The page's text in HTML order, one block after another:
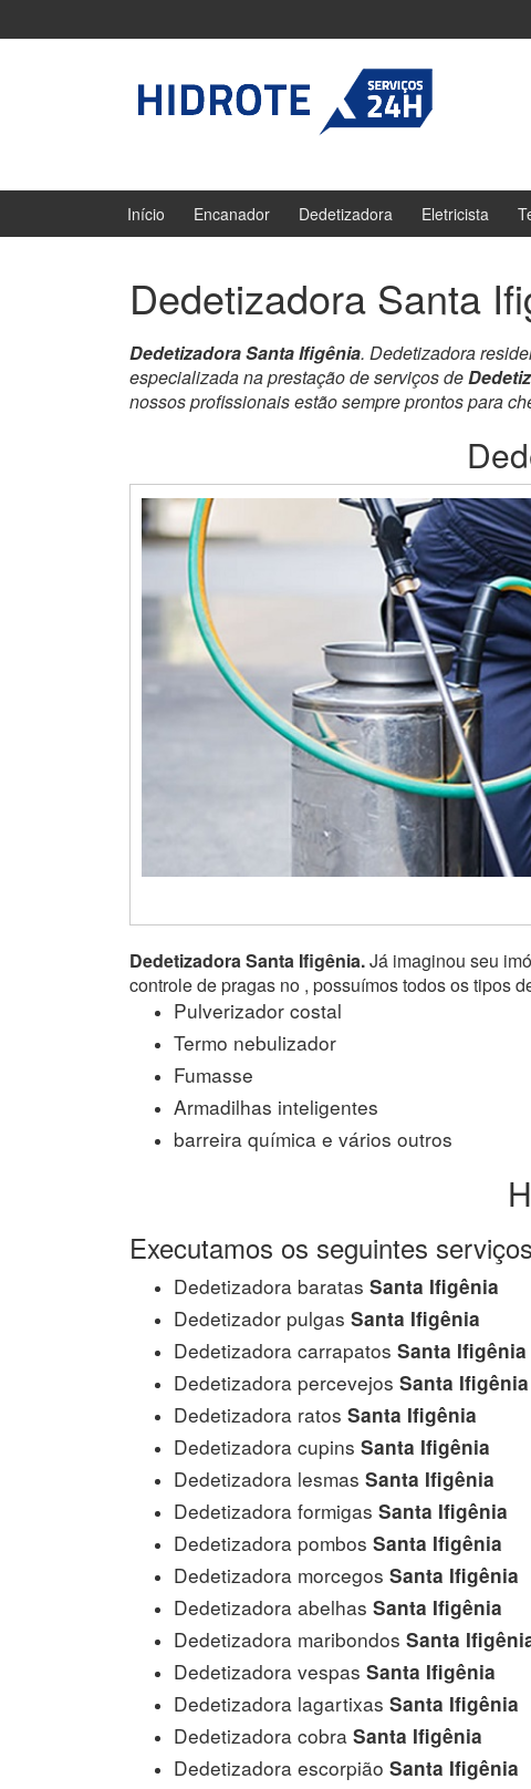
Início Encanador Dedetizadora Eletricista
Dedetizadora Santa
Dedetizadora Santa Ifigênia. Dedetizadora
especializada na prestação de serviços de
nossos profissionais estão sempre prontos para
Dedetizadora Santa Ifigênia.Já imaginou seu
controle de pragas no , possuímos todos os tipos
Pulverizador costal
Termo nebulizador
Fumasse
Armadilhas inteligentes
barreira química e vários outros
Executamos os seguintes
Dedetizadora baratas Santa Ifigênia
Dedetizador pulgas Santa Ifigênia
Dedetizadora carrapatos Santa Ifigênia
Dedetizadora percevejos Santa Ifigênia
Dedetizadora ratos Santa Ifigênia
Dedetizadora cupins Santa Ifigênia
Dedetizadora lesmas Santa Ifigênia
Dedetizadora formigas Santa Ifigênia
Dedetizadora pombos Santa Ifigênia
Dedetizadora morcegos Santa Ifigênia
Dedetizadora abelhas Santa Ifigênia
Dedetizadora maribondos Santa
Dedetizadora vespas Santa Ifigênia
Dedetizadora lagartixas Santa Ifigênia
Dedetizadora cobra Santa Ifigênia
Dedetizadora escorpião Santa Ifigênia